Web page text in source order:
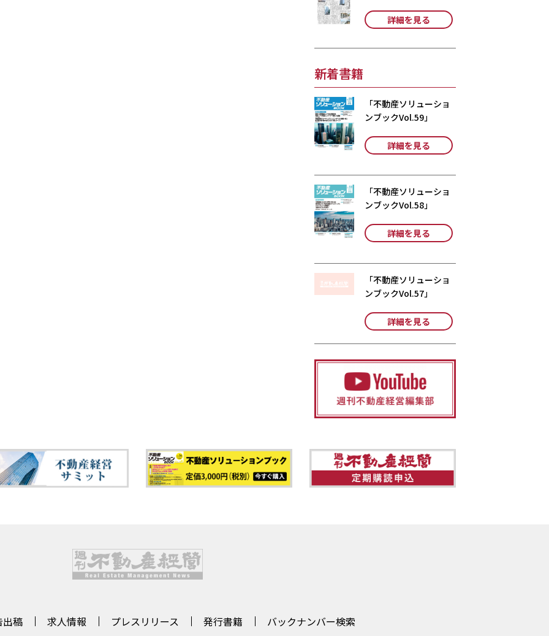
詳細を見る
新着書籍
「不動産ソリューショ
ンブックVol.59」
詳細を見る
「不動産ソリューショ
ンブックVol.58」
詳細を見る
「不動産ソリューショ
ンブックVol.57」
詳細を見る
稿 求人情報 プレスリリース 発行書籍 バックナンバー検索